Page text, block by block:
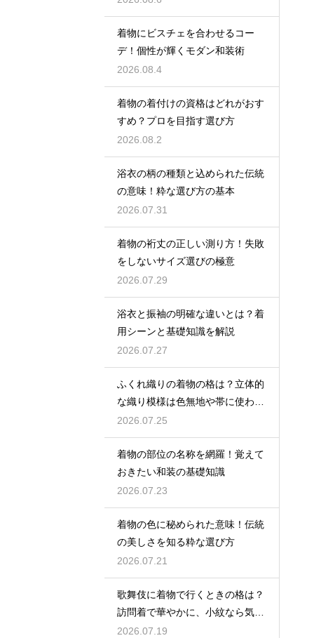
着物にビスチェを合わせるコー
デ！個性が輝くモダン和装術
2026.08.4
着物の着付けの資格はどれがおす
すめ？プロを目指す選び方
2026.08.2
浴衣の柄の種類と込められた伝統
の意味！粋な選び方の基本
2026.07.31
着物の裄丈の正しい測り方！失敗
をしないサイズ選びの極意
2026.07.29
浴衣と振袖の明確な違いとは？着
用シーンと基礎知識を解説
2026.07.27
ふくれ織りの着物の格は？立体的
な織り模様は色無地や帯に使われ
格は控えめ
2026.07.25
着物の部位の名称を網羅！覚えて
おきたい和装の基礎知識
2026.07.23
着物の色に秘められた意味！伝統
の美しさを知る粋な選び方
2026.07.21
歌舞伎に着物で行くときの格は？
訪問着で華やかに、小紋なら気軽
な観劇に
2026.07.19